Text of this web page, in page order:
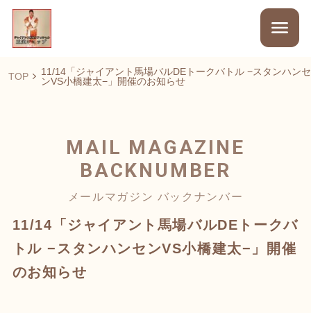
TOP
11/14「ジャイアント馬場バルDEトークバトル −スタンハンセ
ンVS小橋建太−」開催のお知らせ
MAIL MAGAZINE
BACKNUMBER
メールマガジン バックナンバー
11/14「ジャイアント馬場バルDEトークバ
トル −スタンハンセンVS小橋建太−」開催
のお知らせ